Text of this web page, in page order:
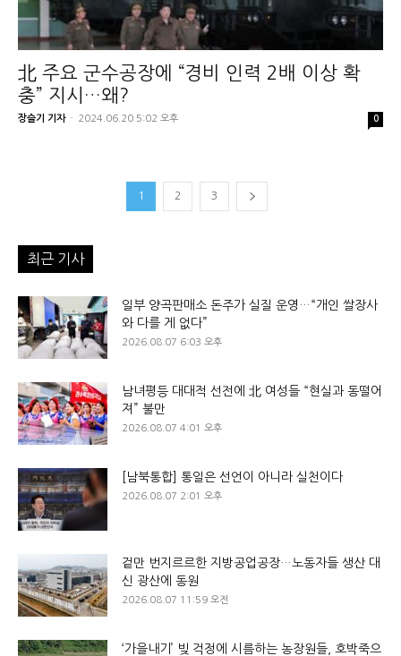
北 주요 군수공장에 “경비 인력 2배 이상 확
충” 지시…왜?
장슬기 기자 - 2024.06.20 5:02 오후 0
1 2 3
최근 기사
일부 양곡판매소 돈주가 실질 운영…“개인 쌀장사
와 다를 게 없다”
2026.08.07 6:03 오후
남녀평등 대대적 선전에 北 여성들 “현실과 동떨어
져” 불만
2026.08.07 4:01 오후
[남북통합] 통일은 선언이 아니라 실천이다
2026.08.07 2:01 오후
겉만 번지르르한 지방공업공장…노동자들 생산 대
신 광산에 동원
2026.08.07 11:59 오전
‘가을내기’ 빚 걱정에 시름하는 농장원들, 호박죽으